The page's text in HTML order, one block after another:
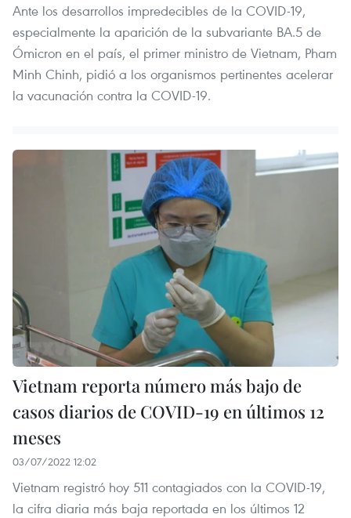
Ante los desarrollos impredecibles de la COVID-19,
especialmente la aparición de la subvariante BA.5 de
Ómicron en el país, el primer ministro de Vietnam, Pham
Minh Chinh, pidió a los organismos pertinentes acelerar
la vacunación contra la COVID-19.
Vietnam reporta número más bajo de
casos diarios de COVID-19 en últimos 12
meses
03/07/2022 12:02
Vietnam registró hoy 511 contagiados con la COVID-19,
la cifra diaria más baja reportada en los últimos 12